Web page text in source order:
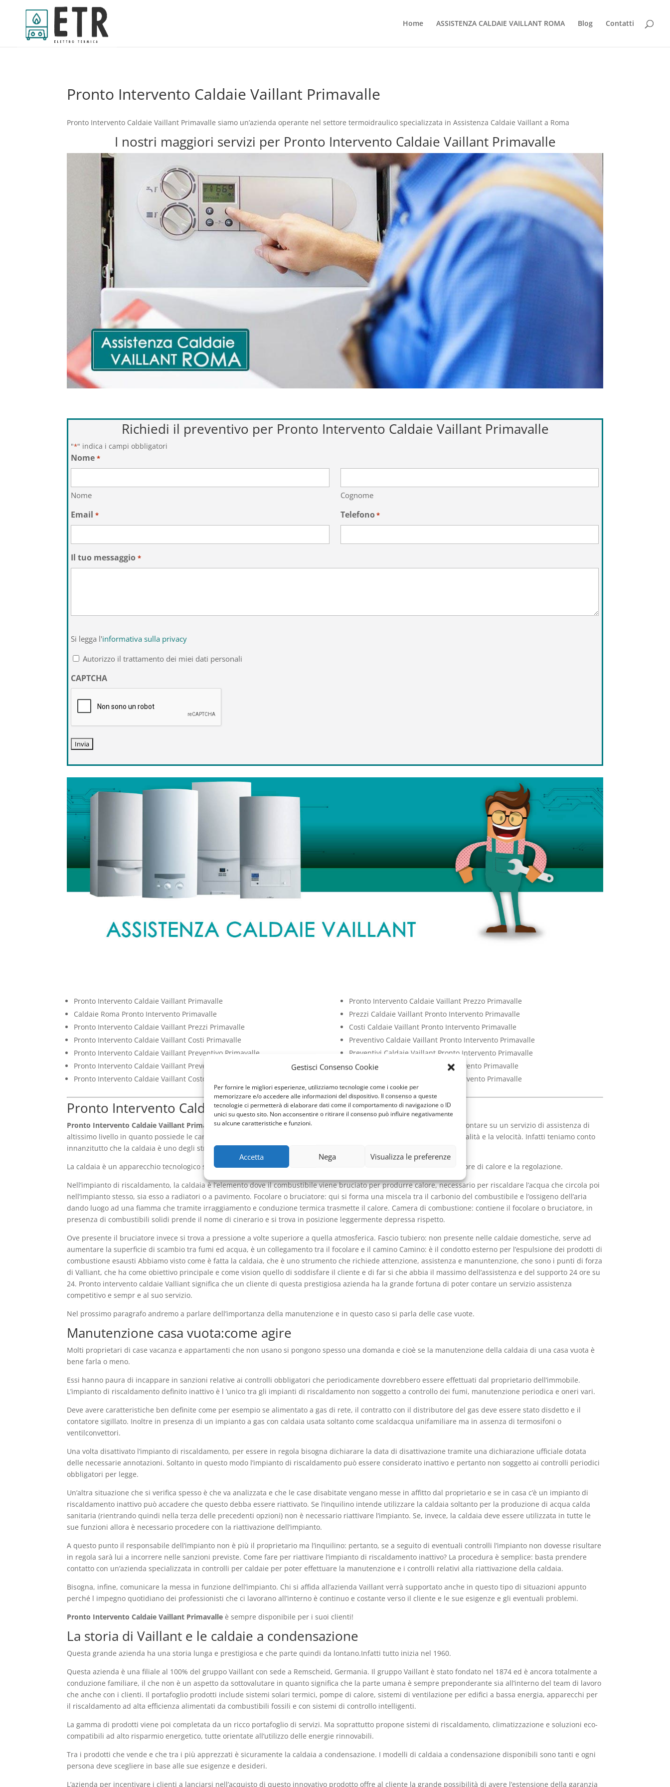
Gestisci Consenso Cookie
Per fornire le migliori esperienze, utilizziamo tecnologie come i cookie per
memorizzare e/o accedere alle informazioni del dispositivo. Il consenso a queste
tecnologie ci permetterà di elaborare dati come il comportamento di navigazione o ID
unici su questo sito. Non acconsentire o ritirare il consenso può influire negativamente
su alcune caratteristiche e funzioni.
Accetta Nega Visualizza le preferenze
Home ASSISTENZA CALDAIE VAILLANT ROMA Blog Contatti
Pronto Intervento Caldaie Vaillant Primavalle
Pronto Intervento Caldaie Vaillant Primavalle siamo un’azienda operante nel settore termoidraulico specializzata in Assistenza Caldaie Vaillant a Roma
I nostri maggiori servizi per Pronto Intervento Caldaie Vaillant Primavalle
Richiedi il preventivo per Pronto Intervento Caldaie Vaillant Primavalle
"*" indica i campi obbligatori
Nome *
Nome Cognome
Email * Telefono*
Il tuo messaggio *
legga
l'informativa
privacy
*
Si legga l'informativa sulla privacy
Autorizzo il trattamento dei miei dati personali
CAPTCHA
Pronto Intervento Caldaie Vaillant Primavalle
Caldaie Roma Pronto Intervento Primavalle
Pronto Intervento Caldaie Vaillant Prezzi Primavalle
Pronto Intervento Caldaie Vaillant Costi Primavalle
Pronto Intervento Caldaie Vaillant Preventivo Primavalle
Pronto Intervento Caldaie Vaillant Preventivi Primavalle
Pronto Intervento Caldaie Vaillant Costo Primavalle
Pronto Intervento Caldaie Vaillant Prezzo Primavalle
Prezzi Caldaie Vaillant Pronto Intervento Primavalle
Costi Caldaie Vaillant Pronto Intervento Primavalle
Preventivo Caldaie Vaillant Pronto Intervento Primavalle
Preventivi Caldaie Vaillant Pronto Intervento Primavalle
Costo Caldaie Vaillant Pronto Intervento Primavalle
Prezzo Caldaie Vaillant Pronto Intervento Primavalle
Pronto Intervento Caldaie Vaillant
Pronto Intervento Caldaie Vaillant Primavalleè una frase digitata su Google dai clienti di questa marca che possono contare su un servizio di assistenza di
altissimo livello in quanto possiede le caratteristiche che dovrebbe avere un pronto intervento funzionale:la professionalità e la velocità. Infatti teniamo conto
innanzitutto che la caldaia è uno degli strumenti presenti all’interno di una casa più importanti.
La caldaia è un apparecchio tecnologico sofisticato e complesso. I componenti principali sono il bruciatore, lo scambiatore di calore e la regolazione.
Nell’impianto di riscaldamento, la caldaia è l’elemento dove il combustibile viene bruciato per produrre calore, necessario per riscaldare l’acqua che circola poi
nell’impianto stesso, sia esso a radiatori o a pavimento. Focolare o bruciatore: qui si forma una miscela tra il carbonio del combustibile e l’ossigeno dell’aria
dando luogo ad una fiamma che tramite irraggiamento e conduzione termica trasmette il calore. Camera di combustione: contiene il focolare o bruciatore, in
presenza di combustibili solidi prende il nome di cinerario e si trova in posizione leggermente depressa rispetto.
Ove presente il bruciatore invece si trova a pressione a volte superiore a quella atmosferica. Fascio tubiero: non presente nelle caldaie domestiche, serve ad
aumentare la superficie di scambio tra fumi ed acqua, è un collegamento tra il focolare e il camino Camino: è il condotto esterno per l’espulsione dei prodotti di
combustione esausti Abbiamo visto come è fatta la caldaia, che è uno strumento che richiede attenzione, assistenza e manuntenzione, che sono i punti di forza
di Valliant, che ha come obiettivo principale e come vision quello di soddisfare il cliente e di far si che abbia il massimo dell’assistenza e del supporto 24 ore su
24. Pronto intervento caldaie Valliant significa che un cliente di questa prestigiosa azienda ha la grande fortuna di poter contare un servizio assistenza
competitivo e sempr e al suo servizio.
Nel prossimo paragrafo andremo a parlare dell’importanza della manutenzione e in questo caso si parla delle case vuote.
Manutenzione casa vuota:come agire
Molti proprietari di case vacanza e appartamenti che non usano si pongono spesso una domanda e cioè se la manutenzione della caldaia di una casa vuota è
bene farla o meno.
Essi hanno paura di incappare in sanzioni relative ai controlli obbligatori che periodicamente dovrebbero essere effettuati dal proprietario dell’immobile.
L’impianto di riscaldamento definito inattivo è l ’unico tra gli impianti di riscaldamento non soggetto a controllo dei fumi, manutenzione periodica e oneri vari.
Deve avere caratteristiche ben definite come per esempio se alimentato a gas di rete, il contratto con il distributore del gas deve essere stato disdetto e il
contatore sigillato. Inoltre in presenza di un impianto a gas con caldaia usata soltanto come scaldacqua unifamiliare ma in assenza di termosifoni o
ventilconvettori.
Una volta disattivato l’impianto di riscaldamento, per essere in regola bisogna dichiarare la data di disattivazione tramite una dichiarazione ufficiale dotata
delle necessarie annotazioni. Soltanto in questo modo l’impianto di riscaldamento può essere considerato inattivo e pertanto non soggetto ai controlli periodici
obbligatori per legge.
Un’altra situazione che si verifica spesso è che va analizzata e che le case disabitate vengano messe in affitto dal proprietario e se in casa c’è un impianto di
riscaldamento inattivo può accadere che questo debba essere riattivato. Se l’inquilino intende utilizzare la caldaia soltanto per la produzione di acqua calda
sanitaria (rientrando quindi nella terza delle precedenti opzioni) non è necessario riattivare l’impianto. Se, invece, la caldaia deve essere utilizzata in tutte le
sue funzioni allora è necessario procedere con la riattivazione dell’impianto.
A questo punto il responsabile dell’impianto non è più il proprietario ma l’inquilino: pertanto, se a seguito di eventuali controlli l’impianto non dovesse risultare
in regola sarà lui a incorrere nelle sanzioni previste. Come fare per riattivare l’impianto di riscaldamento inattivo? La procedura è semplice: basta prendere
contatto con un’azienda specializzata in controlli per caldaie per poter effettuare la manutenzione e i controlli relativi alla riattivazione della caldaia.
Bisogna, infine, comunicare la messa in funzione dell’impianto. Chi si affida all’azienda Vaillant verrà supportato anche in questo tipo di situazioni appunto
perché l impegno quotidiano dei professionisti che ci lavorano all’interno è continuo e costante verso il cliente e le sue esigenze e gli eventuali problemi.
Pronto Intervento Caldaie Vaillant Primavalle è sempre disponibile per i suoi clienti!
La storia di Vaillant e le caldaie a condensazione
Questa grande azienda ha una storia lunga e prestigiosa e che parte quindi da lontano.Infatti tutto inizia nel 1960.
Questa azienda è una filiale al 100% del gruppo Vaillant con sede a Remscheid, Germania. Il gruppo Vaillant è stato fondato nel 1874 ed è ancora totalmente a
conduzione familiare, il che non è un aspetto da sottovalutare in quanto significa che la parte umana è sempre preponderante sia all’interno del team di lavoro
che anche con i clienti. Il portafoglio prodotti include sistemi solari termici, pompe di calore, sistemi di ventilazione per edifici a bassa energia, apparecchi per
il riscaldamento ad alta efficienza alimentati da combustibili fossili e con sistemi di controllo intelligenti.
La gamma di prodotti viene poi completata da un ricco portafoglio di servizi. Ma soprattutto propone sistemi di riscaldamento, climatizzazione e soluzioni eco-
compatibili ad alto risparmio energetico, tutte orientate all’utilizzo delle energie rinnovabili.
Tra i prodotti che vende e che tra i più apprezzati è sicuramente la caldaia a condensazione. I modelli di caldaia a condensazione disponibili sono tanti e ogni
persona deve scegliere in base alle sue esigenze e desideri.
L’azienda per incentivare i clienti a lanciarsi nell’acquisto di questo innovativo prodotto offre al cliente la grande possibilità di avere l’estensione della garanzia